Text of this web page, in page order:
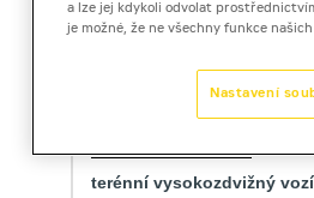
Manitou M30-2
terénní vysokozdvižný
a lze jej kdykoli odvolat
je možné, že ne všechny funkce
Nastavení